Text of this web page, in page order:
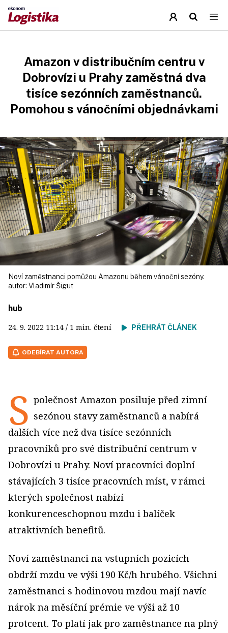
Amazon v distribučním centru v
Dobrovízi u Prahy zaměstná dva
tisíce sezónních zaměstnanců.
Pomohou s vánočními objednávkami
Noví zaměstnanci pomůžou Amazonu během vánoční sezóny.
autor: Vladimír Šigut
hub
24. 9. 2022 11:14 / 1 min. čtení PŘEHRÁT ČLÁNEK
ODEBÍRAT AUTORA
S polečnost Amazon posiluje před zimní
sezónou stavy zaměstnanců a nabírá
dalších více než dva tisíce sezónních
pracovníků pro své distribuční centrum v
Dobrovízi u Prahy. Noví pracovníci doplní
stávajících 3 tisíce pracovních míst, v rámci
kterých společnost nabízí
konkurenceschopnou mzdu i balíček
atraktivních benefitů.
Noví zaměstnanci na vstupních pozicích
obdrží mzdu ve výši 190 Kč/h hrubého. Všichni
zaměstnanci s hodinovou mzdou mají navíc
nárok na měsíční prémie ve výši až 10
protcent. To platí jak pro zaměstnance na plný